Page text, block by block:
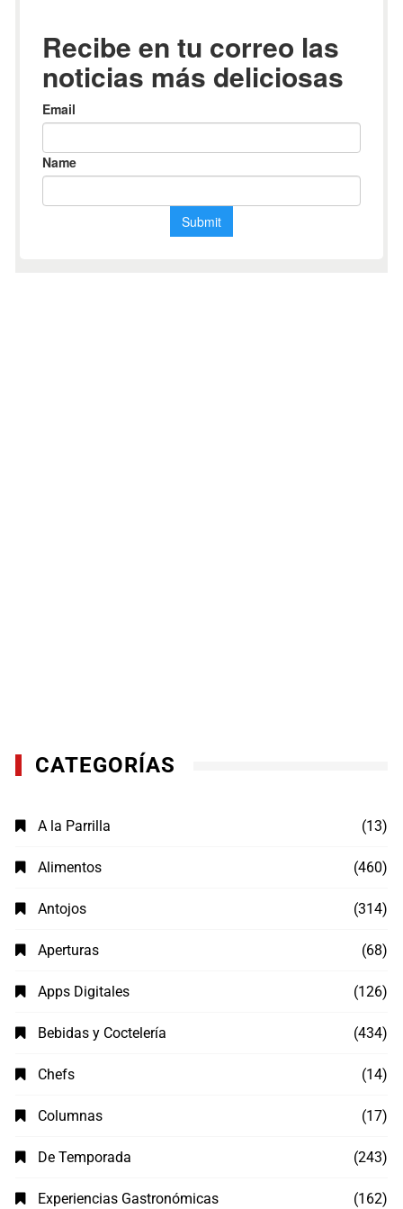
CATEGORÍAS
A la Parrilla (13)
Alimentos (460)
Antojos (314)
Aperturas (68)
Apps Digitales (126)
Bebidas y Coctelería (434)
Chefs (14)
Columnas (17)
De Temporada (243)
Experiencias Gastronómicas (162)